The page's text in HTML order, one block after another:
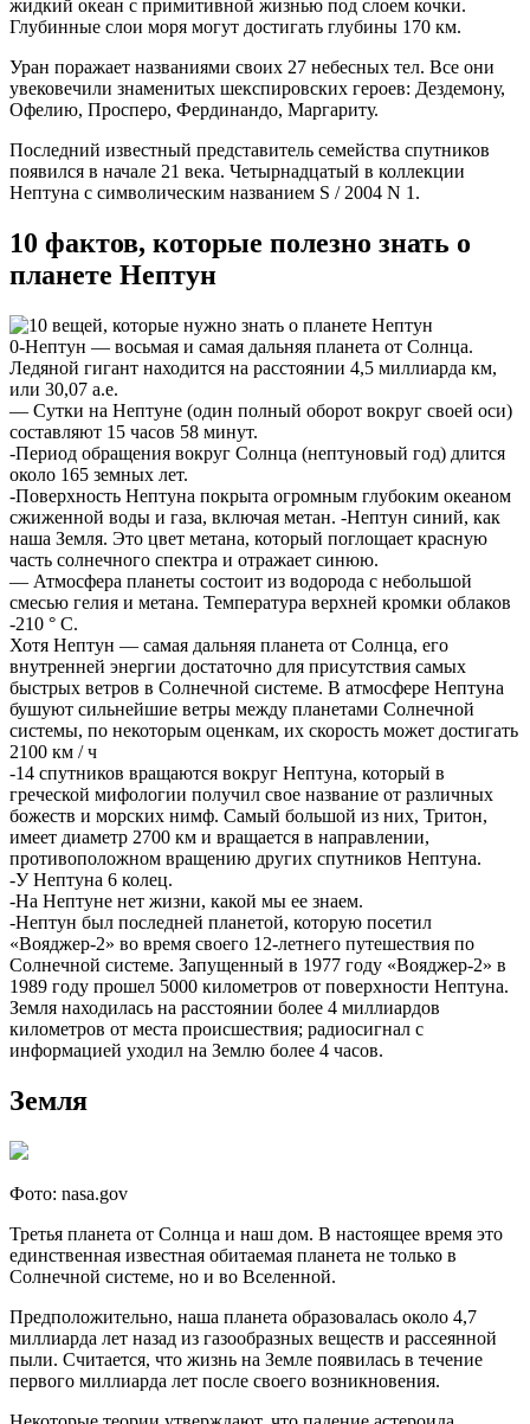
жидкий океан с примитивной жизнью под слоем кочки.
Глубинные слои моря могут достигать глубины 170 км.
Уран поражает названиями своих 27 небесных тел. Все они
увековечили знаменитых шекспировских героев: Дездемону,
Офелию, Просперо, Фердинандо, Маргариту.
Последний известный представитель семейства спутников
появился в начале 21 века. Четырнадцатый в коллекции
Нептуна с символическим названием S / 2004 N 1.
10 фактов, которые полезно знать о
планете Нептун
0-Нептун — восьмая и самая дальняя планета от Солнца.
Ледяной гигант находится на расстоянии 4,5 миллиарда км,
или 30,07 а.е.
— Сутки на Нептуне (один полный оборот вокруг своей оси)
составляют 15 часов 58 минут.
-Период обращения вокруг Солнца (нептуновый год) длится
около 165 земных лет.
-Поверхность Нептуна покрыта огромным глубоким океаном
сжиженной воды и газа, включая метан. -Нептун синий, как
наша Земля. Это цвет метана, который поглощает красную
часть солнечного спектра и отражает синюю.
— Атмосфера планеты состоит из водорода с небольшой
смесью гелия и метана. Температура верхней кромки облаков
-210 ° С.
Хотя Нептун — самая дальняя планета от Солнца, его
внутренней энергии достаточно для присутствия самых
быстрых ветров в Солнечной системе. В атмосфере Нептуна
бушуют сильнейшие ветры между планетами Солнечной
системы, по некоторым оценкам, их скорость может достигать
2100 км / ч
-14 спутников вращаются вокруг Нептуна, который в
греческой мифологии получил свое название от различных
божеств и морских нимф. Самый большой из них, Тритон,
имеет диаметр 2700 км и вращается в направлении,
противоположном вращению других спутников Нептуна.
-У Нептуна 6 колец.
-На Нептуне нет жизни, какой мы ее знаем.
-Нептун был последней планетой, которую посетил
«Вояджер-2» во время своего 12-летнего путешествия по
Солнечной системе. Запущенный в 1977 году «Вояджер-2» в
1989 году прошел 5000 километров от поверхности Нептуна.
Земля находилась на расстоянии более 4 миллиардов
километров от места происшествия; радиосигнал с
информацией уходил на Землю более 4 часов.
Земля
Фото: nasa.gov
Третья планета от Солнца и наш дом. В настоящее время это
единственная известная обитаемая планета не только в
Солнечной системе, но и во Вселенной.
Предположительно, наша планета образовалась около 4,7
миллиарда лет назад из газообразных веществ и рассеянной
пыли. Считается, что жизнь на Земле появилась в течение
первого миллиарда лет после своего возникновения.